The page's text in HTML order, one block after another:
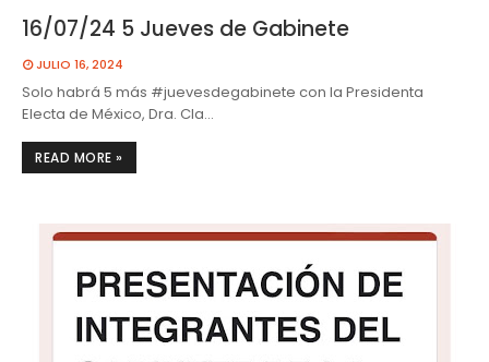
16/07/24 5 Jueves de Gabinete
JULIO 16, 2024
Solo habrá 5 más #juevesdegabinete con la Presidenta
Electa de México, Dra. Cla…
READ MORE »